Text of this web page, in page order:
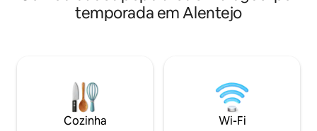
pinturas na sala de estar e ambiente
confortável em todo o apartamento
para o coração da Baixa, onde você pode
jantar, fazer compras e desfrutar do
melhor que Lisboa tem a oferecer!
vista mar, tela de
Sala com vista de
comboio. Ar
aquecido em
independente
temporada em Alentejo
Cozinha Wi-Fi